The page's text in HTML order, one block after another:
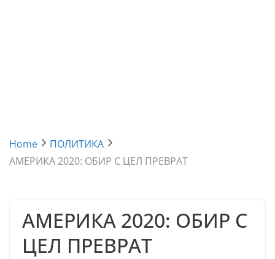
Home
ПОЛИТИКА
АМЕРИКА 2020: ОБИР С ЦЕЛ ПРЕВРАТ
АМЕРИКА 2020: ОБИР С
ЦЕЛ ПРЕВРАТ